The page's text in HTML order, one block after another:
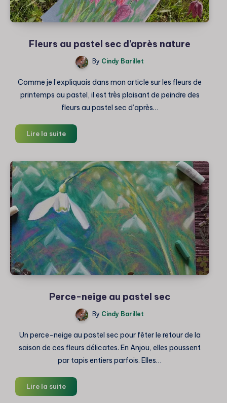
Fleurs au pastel sec d’après nature
By Cindy Barillet
Comme je l’expliquais dans mon article sur les fleurs de
printemps au pastel, il est très plaisant de peindre des
fleurs au pastel sec d’après…
Lire la suiteFleurs
au
sec
d’après
nature
Perce-neige au pastel sec
By Cindy Barillet
Un perce-neige au pastel sec pour fêter le retour de la
saison de ces fleurs délicates. En Anjou, elles poussent
par tapis entiers parfois. Elles…
Lire la suitePerce-
neige